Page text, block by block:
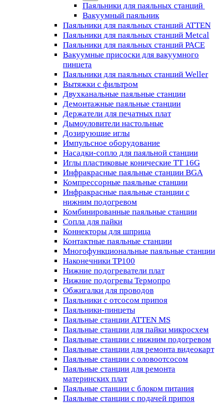
Паяльники для паяльных станций
Вакуумный паяльник
Паяльники для паяльных станций ATTEN
Паяльники для паяльных станций Metcal
Паяльники для паяльных станций PACE
Вакуумные присоски для вакуумного
пинцета
Паяльники для паяльных станций Weller
Вытяжки с фильтром
Двухканальные паяльные станции
Демонтажные паяльные станции
Держатели для печатных плат
Дымоуловители настольные
Дозирующие иглы
Импульсное оборудование
Насадки-сопло для паяльной станции
Иглы пластиковые конические TT 16G
Инфракрасные паяльные станции BGA
Компрессорные паяльные станции
Инфракрасные паяльные станции с
нижним подогревом
Комбинированные паяльные станции
Сопла для пайки
Коннекторы для шприца
Контактные паяльные станции
Многофункциональные паяльные станции
Наконечники TP100
Нижние подогреватели плат
Нижние подогревы Термопро
Обжигалки для проводов
Паяльники с отсосом припоя
Паяльники-пинцеты
Паяльные станции ATTEN MS
Паяльные станции для пайки микросхем
Паяльные станции с нижним подогревом
Паяльные станции для ремонта видеокарт
Паяльные станции с оловоотсосом
Паяльные станции для ремонта
материнских плат
Паяльные станции с блоком питания
Паяльные станции с подачей припоя